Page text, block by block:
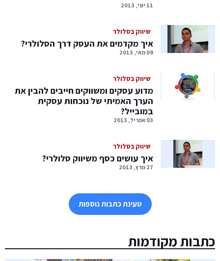
11 יוני, 2013
שיווק בסלולר
איך מקדמים את העסק דרך הסלולרי?
09 מאי, 2013
שיווק בסלולר
מדוע עסקים ומשווקים חייבים להבין את
הערך האמיתי של נוכחות עסקית
במובייל?
03 אפריל, 2013
שיווק בסלולר
איך עושים כסף משיווק סלולרי?
27 מרץ, 2013
טעינת כתבות נוספות
כתבות מקודמות